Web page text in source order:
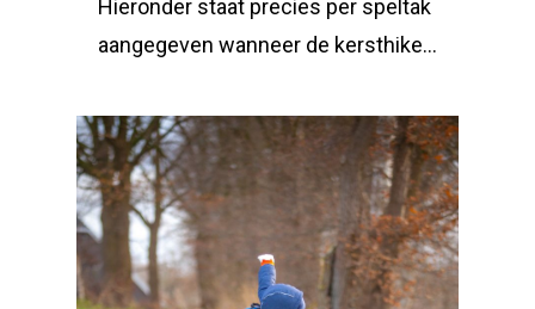
Hieronder staat precies per speltak
aangegeven wanneer de kersthike…